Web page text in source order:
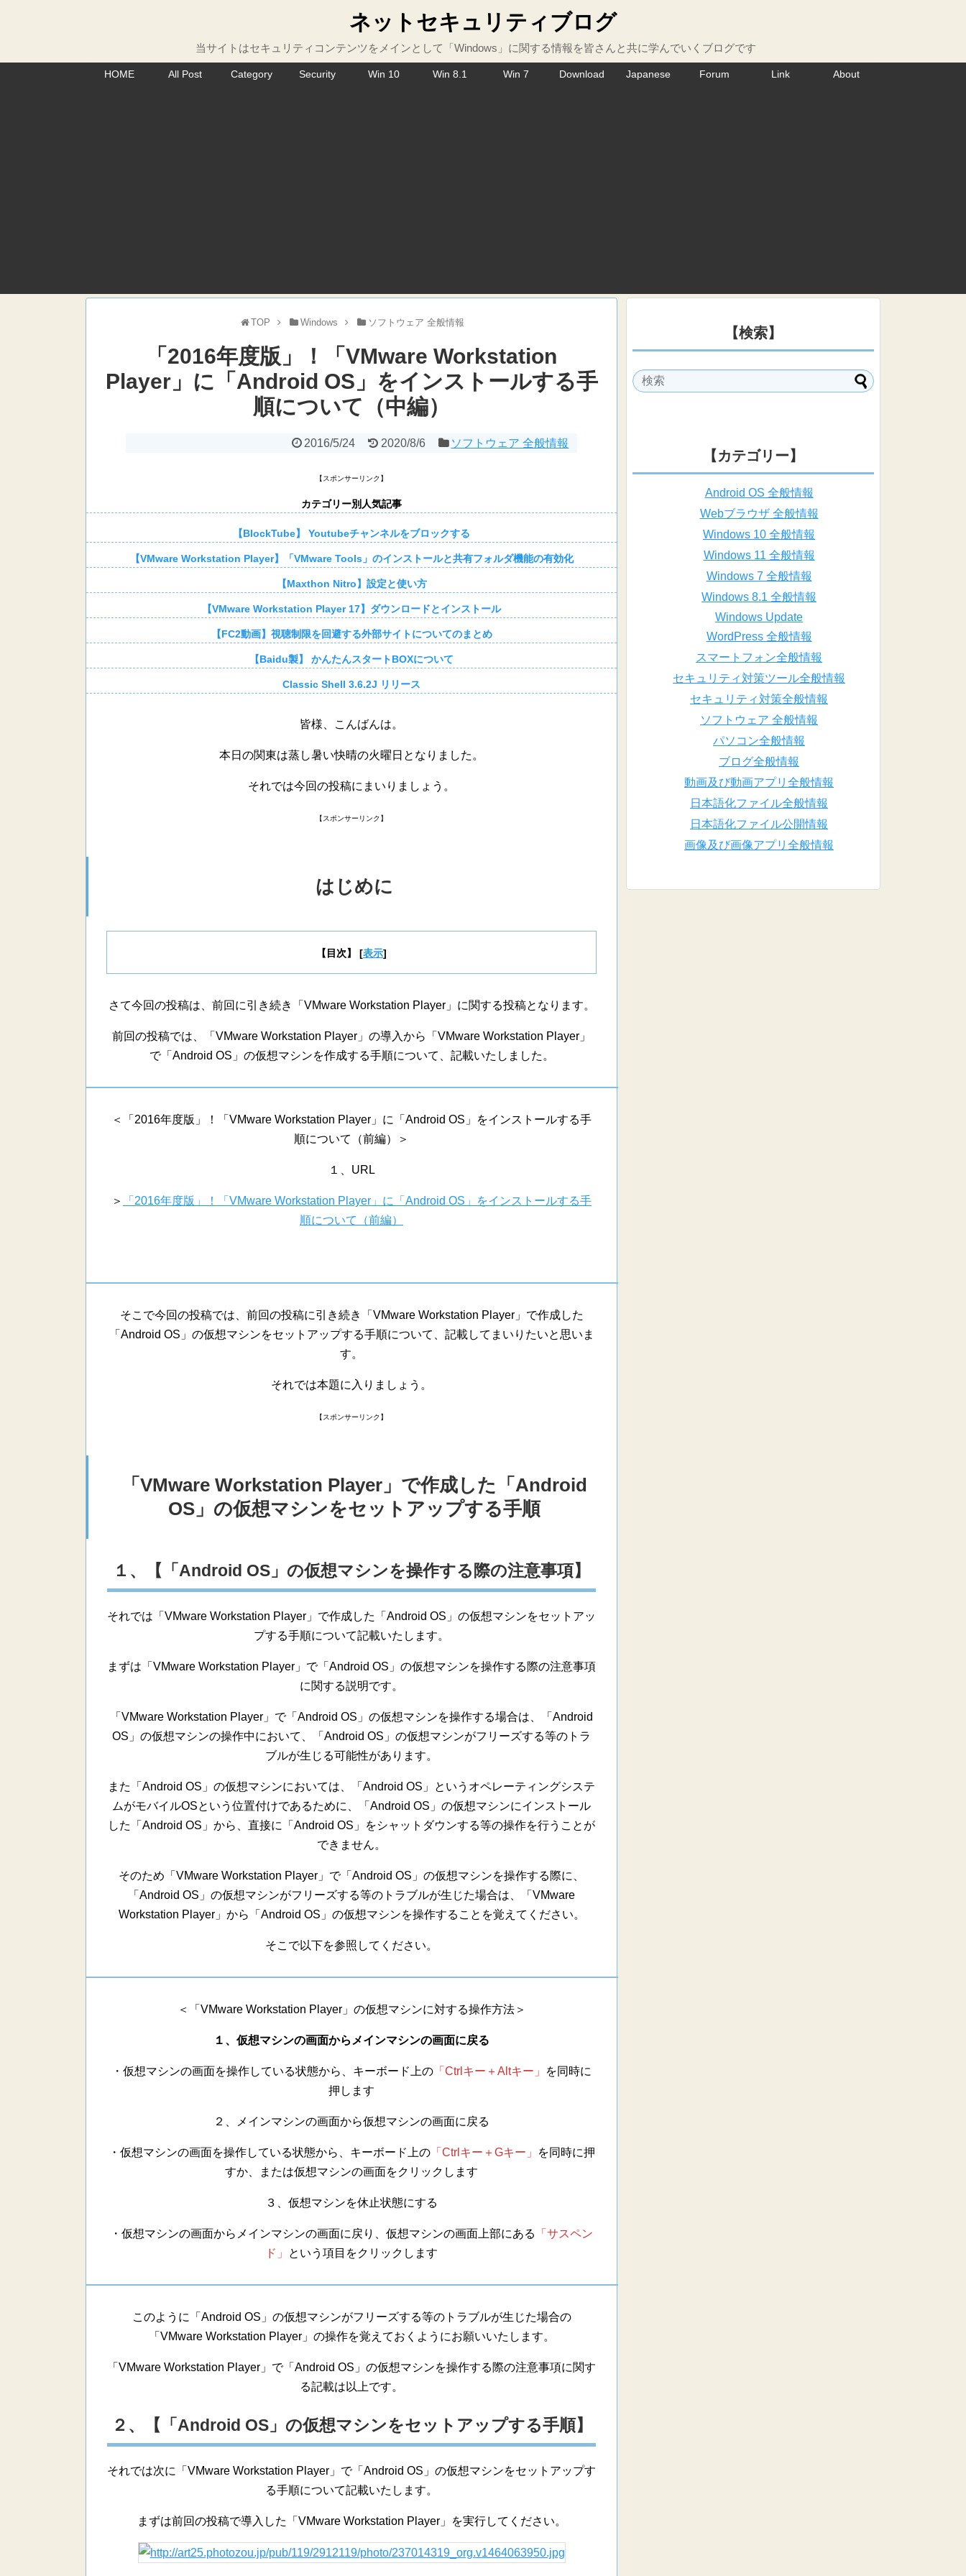
ネットセキュリティブログ
当サイトはセキュリティコンテンツをメインとして「Windows」に関する情報を皆さんと共に学んでいくブログです
HOME All Post Category Security Win 10 Win 8.1 Win 7 Download Japanese Forum Link About
TOP Windows ソフトウェア 全般情報
「2016年度版」！「VMware Workstation
Player」に「Android OS」をインストールする手
順について（中編）
2016/5/24 2020/8/6 ソフトウェア 全般情報
【スポンサーリンク】
カテゴリー別人気記事
【BlockTube】 Youtubeチャンネルをブロックする
【VMware Workstation Player】「VMware Tools」のインストールと共有フォルダ機能の有効化
【Maxthon Nitro】設定と使い方
【VMware Workstation Player 17】ダウンロードとインストール
【FC2動画】視聴制限を回避する外部サイトについてのまとめ
【Baidu製】 かんたんスタートBOXについて
Classic Shell 3.6.2J リリース
皆様、こんばんは。
本日の関東は蒸し暑い快晴の火曜日となりました。
それでは今回の投稿にまいりましょう。
【スポンサーリンク】
はじめに
【目次】 [表示]
さて今回の投稿は、前回に引き続き「VMware Workstation Player」に関する投稿となります。
前回の投稿では、「VMware Workstation Player」の導入から「VMware Workstation Player」
で「Android OS」の仮想マシンを作成する手順について、記載いたしました。
＜「2016年度版」！「VMware Workstation Player」に「Android OS」をインストールする手
順について（前編）＞
１、URL
＞
「2016年度版」！「VMware Workstation Player」に「Android OS」をインストールする手
順について（前編）
そこで今回の投稿では、前回の投稿に引き続き「VMware Workstation Player」で作成した
「Android OS」の仮想マシンをセットアップする手順について、記載してまいりたいと思いま
す。
それでは本題に入りましょう。
【スポンサーリンク】
「VMware Workstation Player」で作成した「Android
OS」の仮想マシンをセットアップする手順
１、【「Android OS」の仮想マシンを操作する際の注意事項】
それでは「VMware Workstation Player」で作成した「Android OS」の仮想マシンをセットアッ
プする手順について記載いたします。
まずは「VMware Workstation Player」で「Android OS」の仮想マシンを操作する際の注意事項
に関する説明です。
「VMware Workstation Player」で「Android OS」の仮想マシンを操作する場合は、「Android
OS」の仮想マシンの操作中において、「Android OS」の仮想マシンがフリーズする等のトラ
ブルが生じる可能性があります。
また「Android OS」の仮想マシンにおいては、「Android OS」というオペレーティングシステ
ムがモバイルOSという位置付けであるために、「Android OS」の仮想マシンにインストール
した「Android OS」から、直接に「Android OS」をシャットダウンする等の操作を行うことが
できません。
そのため「VMware Workstation Player」で「Android OS」の仮想マシンを操作する際に、
「Android OS」の仮想マシンがフリーズする等のトラブルが生じた場合は、「VMware
Workstation Player」から「Android OS」の仮想マシンを操作することを覚えてください。
そこで以下を参照してください。
＜「VMware Workstation Player」の仮想マシンに対する操作方法＞
１、仮想マシンの画面からメインマシンの画面に戻る
・仮想マシンの画面を操作している状態から、キーボード上の 「Ctrlキー＋Altキー」
を同時に
押します
２、メインマシンの画面から仮想マシンの画面に戻る
・仮想マシンの画面を操作している状態から、キーボード上の「Ctrlキー＋Gキー」
を同時に押
すか、または仮想マシンの画面をクリックします
３、仮想マシンを休止状態にする
・仮想マシンの画面からメインマシンの画面に戻り、仮想マシンの画面上部にある
「サスペン
ド」
という項目をクリックします
このように「Android OS」の仮想マシンがフリーズする等のトラブルが生じた場合の
「VMware Workstation Player」の操作を覚えておくようにお願いいたします。
「VMware Workstation Player」で「Android OS」の仮想マシンを操作する際の注意事項に関す
る記載は以上です。
２、【「Android OS」の仮想マシンをセットアップする手順】
それでは次に「VMware Workstation Player」で「Android OS」の仮想マシンをセットアップす
る手順について記載いたします。
まずは前回の投稿で導入した「VMware Workstation Player」を実行してください。
【検索】
【カテゴリー】
Android OS 全般情報
Webブラウザ 全般情報
Windows 10 全般情報
Windows 11 全般情報
Windows 7 全般情報
Windows 8.1 全般情報
Windows Update
WordPress 全般情報
スマートフォン全般情報
セキュリティ対策ツール全般情報
セキュリティ対策全般情報
ソフトウェア 全般情報
パソコン全般情報
ブログ全般情報
動画及び動画アプリ全般情報
日本語化ファイル全般情報
日本語化ファイル公開情報
画像及び画像アプリ全般情報